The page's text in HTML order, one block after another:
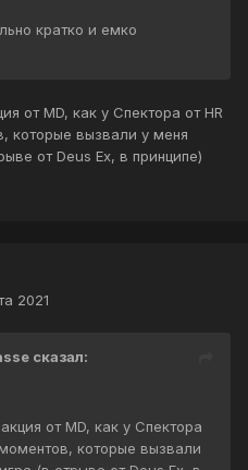
кратко и емко
от MD, как у Спектора от HR
которые вызвали у меня
от Deus Ex, в принципе)
2021
сказал:
от MD, как у Спектора
которые вызвали